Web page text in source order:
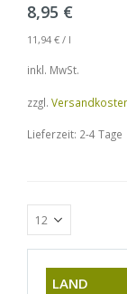
8,95 €
11,94 € / l
inkl. MwSt.
zzgl.
Lieferzeit: 2-4 Tage
LAND